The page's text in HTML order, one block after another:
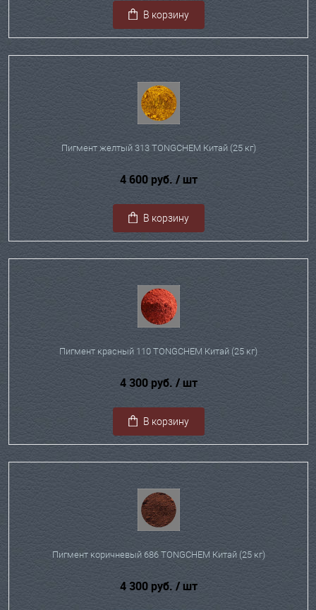
В корзину
Пигмент желтый 313 TONGCHEM Китай (25 кг)
4 600 руб. / шт
В корзину
Пигмент красный 110 TONGCHEM Китай (25 кг)
4 300 руб. / шт
В корзину
Пигмент коричневый 686 TONGCHEM Китай (25 кг)
4 300 руб. / шт